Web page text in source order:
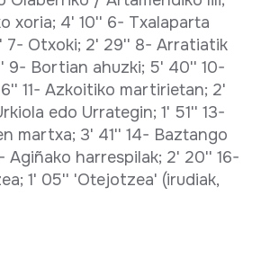
xoria; 4' 10'' 6- Txalaparta
7- Otxoki; 2' 29'' 8- Arratiatik
9- Bortian ahuzki; 5' 40'' 10-
11- Azkoitiko martirietan; 2'
edo Urrategin; 1' 51'' 13-
martxa; 3' 41'' 14- Baztango
Agiñako harrespilak; 2' 20'' 16-
1' 05'' 'Otejotzea' (irudiak,